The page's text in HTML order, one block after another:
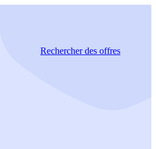
Rechercherdes offres